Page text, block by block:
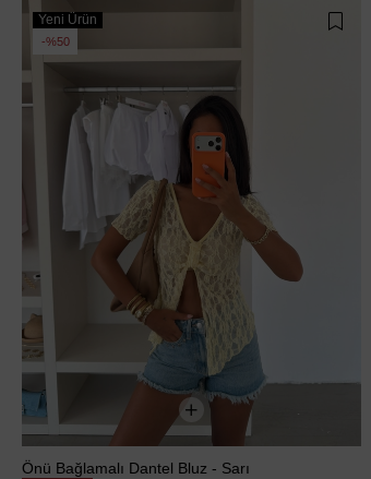
Yeni Ürün
%50
Önü Bağlamalı Dantel Bluz - Sarı